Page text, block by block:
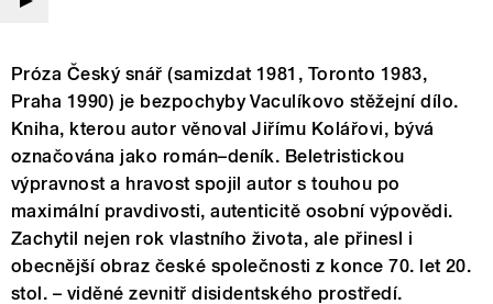
Próza Český snář (samizdat 1981, Toronto 1983,
Praha 1990) je bezpochyby Vaculíkovo stěžejní dílo.
Kniha, kterou autor věnoval Jiřímu Kolářovi, bývá
označována jako román–deník. Beletristickou
výpravnost a hravost spojil autor s touhou po
maximální pravdivosti, autenticitě osobní výpovědi.
Zachytil nejen rok vlastního života, ale přinesl i
obecnější obraz české společnosti z konce 70. let 20.
stol. – viděné zevnitř disidentského prostředí.